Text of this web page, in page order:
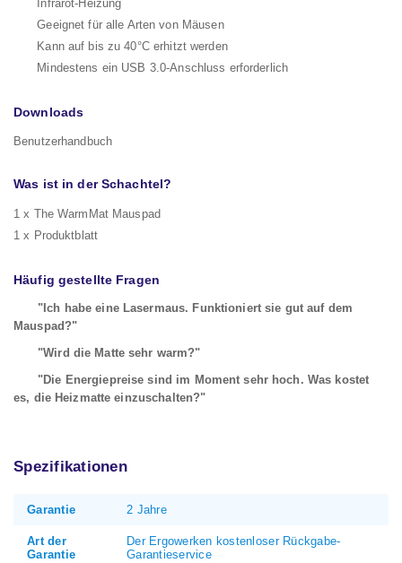
Infrarot-Heizung
Geeignet für alle Arten von Mäusen
Kann auf bis zu 40°C erhitzt werden
Mindestens ein USB 3.0-Anschluss erforderlich
Downloads
Benutzerhandbuch
Was ist in der Schachtel?
1 x The WarmMat Mauspad
1 x Produktblatt
Häufig gestellte Fragen
"Ich habe eine Lasermaus. Funktioniert sie gut auf dem
Mauspad?"
"Wird die Matte sehr warm?"
"Die Energiepreise sind im Moment sehr hoch. Was kostet
es, die Heizmatte einzuschalten?"
Spezifikationen
Garantie 2 Jahre
Art der
Garantie
Der Ergowerken kostenloser Rückgabe-
Garantieservice